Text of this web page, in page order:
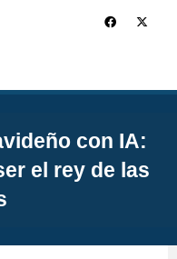
F
a
-
con IA:
el rey de las